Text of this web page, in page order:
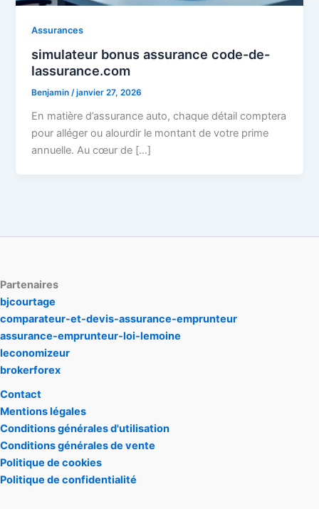
Assurances
simulateur bonus assurance code-de-
lassurance.com
Benjamin/janvier 27, 2026
En matière d’assurance auto, chaque détail comptera
pour alléger ou alourdir le montant de votre prime
annuelle. Au cœur de […]
Partenaires
bjcourtage
comparateur-et-devis-assurance-emprunteur
assurance-emprunteur-loi-lemoine
leconomizeur
brokerforex
Contact
Mentions légales
Conditions générales d'utilisation
Conditions générales de vente
Politique de cookies
Politique de confidentialité